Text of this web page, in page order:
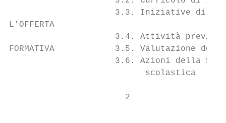
3.3. Iniziative di
L'OFFERTA
3.4. Attività
FORMATIVA            3.5. Valutazione degli
3.6. Azioni della
                           scolastica
                       2